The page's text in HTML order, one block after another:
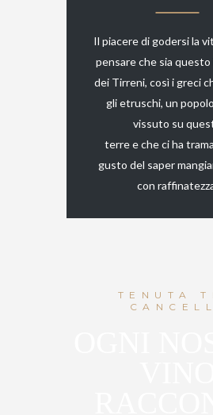
Il piacere di godersi la
pensare che sia
dei Tirreni, così i greci
gli etruschi, un
vissuto su
terre e che ci ha
gusto del saper
con
TENUTA